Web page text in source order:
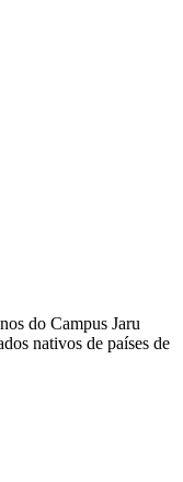
do Campus Jaru
nativos de países de